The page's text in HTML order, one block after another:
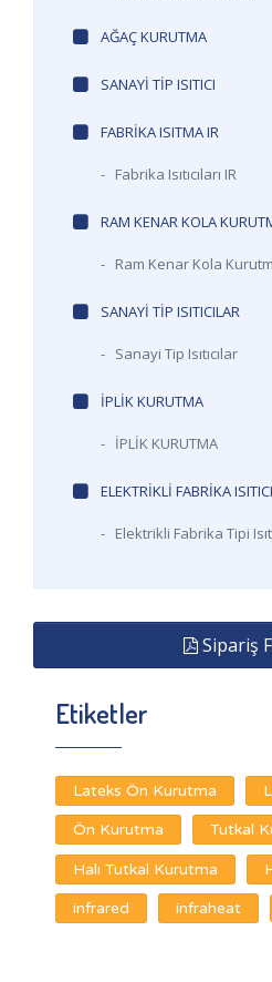
AĞAÇ KURUTMA
SANAYI TIP ISITICI
FABRIKA ISITMA IR
- Fabrika Isıtıcıları IR
RAM KENAR KOLA
- Ram Kenar Kola
SANAYI TIP ISITICILAR
- Sanayi Tip Isıtıcılar
IPLIK KURUTMA
- İPLİK KURUTMA
ELEKTRIKLI FABRIKA
- Elektrikli Fabrika Tipi
Sipariş
Etiketler
Lateks Ön Kurutma
Ön Kurutma Tutkal
Halı Tutkal Kurutma
infrared infraheat